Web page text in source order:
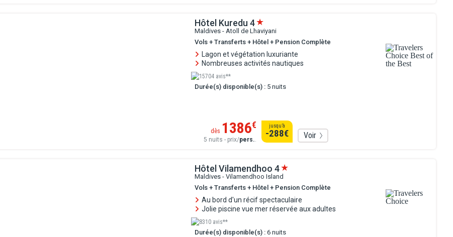
Hôtel Kuredu 4
Maldives - Atoll de Lhaviyani
Vols + Transferts + Hôtel + Pension Complète
Lagon et végétation luxuriante
Nombreuses activités nautiques
15704 avis**
Durée(s) disponible(s) : 5 nuits
dès 1386€
5 nuits - prix/pers.
jusqu’à
-288€ Voir
Hôtel Vilamendhoo 4
Maldives - Vilamendhoo Island
Vols + Transferts + Hôtel + Pension Complète
Au bord d'un récif spectaculaire
Jolie piscine vue mer réservée aux adultes
8310 avis**
Durée(s) disponible(s) : 6 nuits